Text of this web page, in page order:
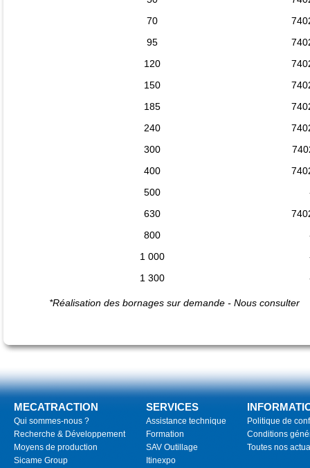
70
95
120
150
185
240
300
400
500
630
800
1 000
1 300
*Réalisation des bornages sur demande - Nous consulter
MECATRACTION
Qui sommes-nous ?
Recherche & Développement
Moyens de production
Sicame Group
SERVICES
Assistance technique
Formation
SAV Outillage
Itinexpo
Politique de
Conditions
Toutes nos